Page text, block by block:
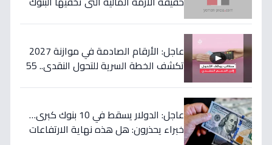
عاجل: الأرقام الصادمة في موازنة 2027
تكشف الخطة السرية للتحول النقدي.. 55
عاجل: الدولار يسقط في 10 بنوك كبرى…
خبراء يحذرون: هل هذه نهاية الارتفاعات